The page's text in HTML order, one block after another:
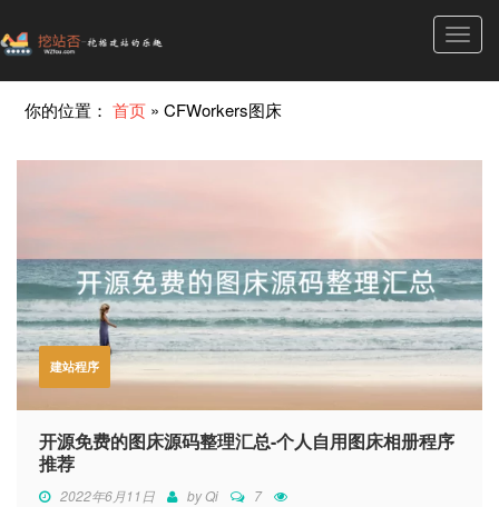
你的位置：首页 »CFWorkers图床
建站程序
开源免费的图床源码整理汇总-个人自用图床相册程序
推荐
2022年6月11日 byQi 7